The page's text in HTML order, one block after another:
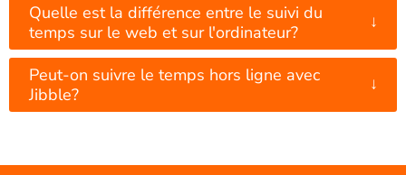
Quelle est la différence entre le suivi du
temps sur le web et sur l'ordinateur?
↓
Peut-on suivre le temps hors ligne avec
Jibble?
↓